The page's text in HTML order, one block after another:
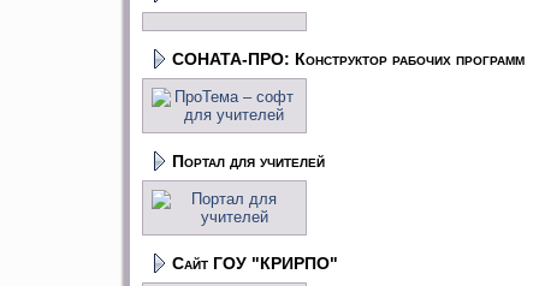
СОНАТА-ПРО: Конструктор рабочих программ
Портал для учителей
Сайт ГОУ "КРИРПО"